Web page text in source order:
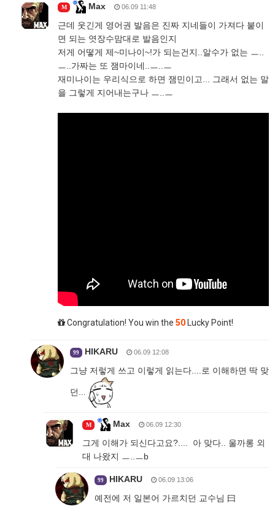
M Max 06.09 11:48
근데 웃긴게 영어권 발음은 진짜 지네들이 가져다 붙이
면 되는 엿장수맘대로 발음인지
저게 어떻게 제~미나이~!가 되는건지..알수가 없는 ㅡ..
ㅡ..가짜는 또 잼마이네..ㅡ..ㅡ
재미나이는 우리식으로 하면 잼민이고... 그래서 없는 말
을 그렇게 지어내는구나 ㅡ..ㅡ
Congratulation! You win the 50 Lucky Point!
99 HIKARU 06.09 12:08
그냥 저렇게 쓰고 이렇게 읽는다....로 이해하면 딱 맞
던...
M Max 06.09 12:30
그게 이해가 되신다고요?.... 아 맞다.. 울까롱 외
대 나왔지 ㅡ..ㅡb
99 HIKARU 06.09 13:06
예전에 저 일본어 가르치던 교수님 曰